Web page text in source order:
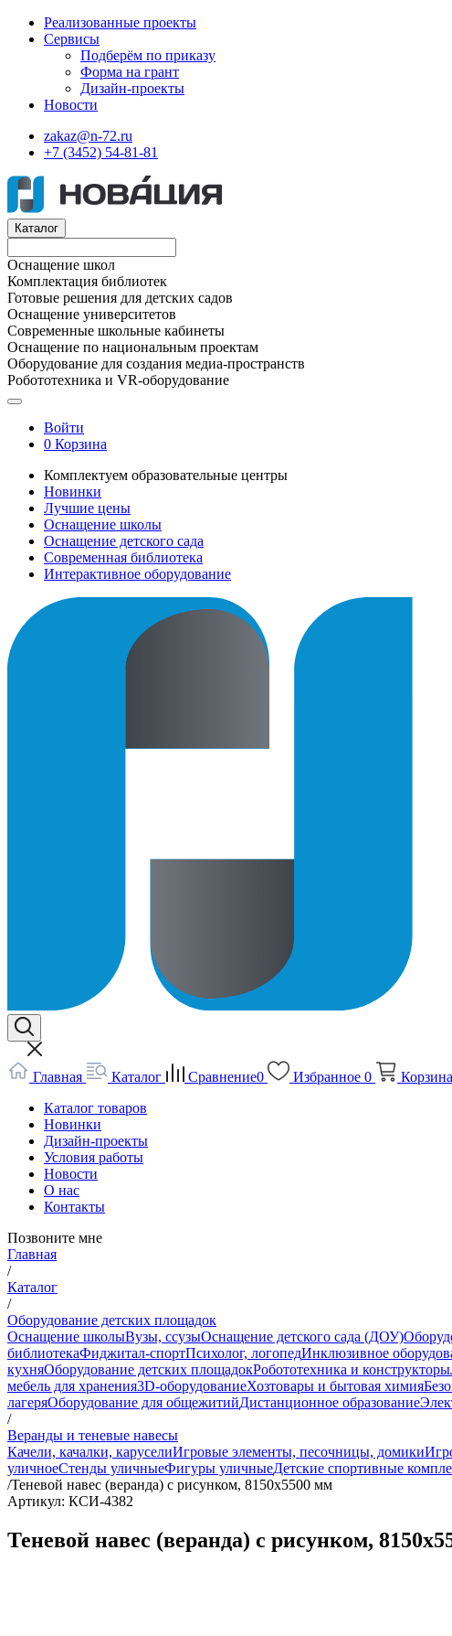
Реализованные проекты
Сервисы
Подберём по приказу
Форма на грант
Дизайн-проекты
Новости
zakaz@n-72.ru
+7 (3452) 54-81-81
Каталог
Оснащение школ
Комплектация библиотек
Готовые решения для детских садов
Оснащение университетов
Современные школьные кабинеты
Оснащение по национальным проектам
Оборудование для создания медиа-пространств
Робототехника и VR-оборудование
Войти
0 Корзина
Комплектуем образовательные центры
Новинки
Лучшие цены
Оснащение школы
Оснащение детского сада
Современная библиотека
Интерактивное оборудование
Главная Каталог Сравнение0 Избранное 0 Корзина
Каталог товаров
Новинки
Дизайн-проекты
Условия работы
Новости
О нас
Контакты
Позвоните мне
Главная
/
Каталог
/
Оборудование детских площадок
Оснащение школыВузы, ссузыОснащение детского сада (ДОУ)
библиотекаФиджитал-спортПсихолог, логопедИнклюзивное
кухняОборудование детских площадокРобототехника и конструкторы
мебель для хранения3D-оборудованиеХозтовары и бытовая химия
лагеряОборудование для общежитийДистанционное образование
/
Веранды и теневые навесы
Качели, качалки, каруселиИгровые элементы, песочницы, домики
уличноеСтенды уличныеФигуры уличныеДетские спортивные
/Теневой навес (веранда) с рисунком, 8150х5500 мм
Артикул: КСИ-4382
Теневой навес (веранда) с рисунком,